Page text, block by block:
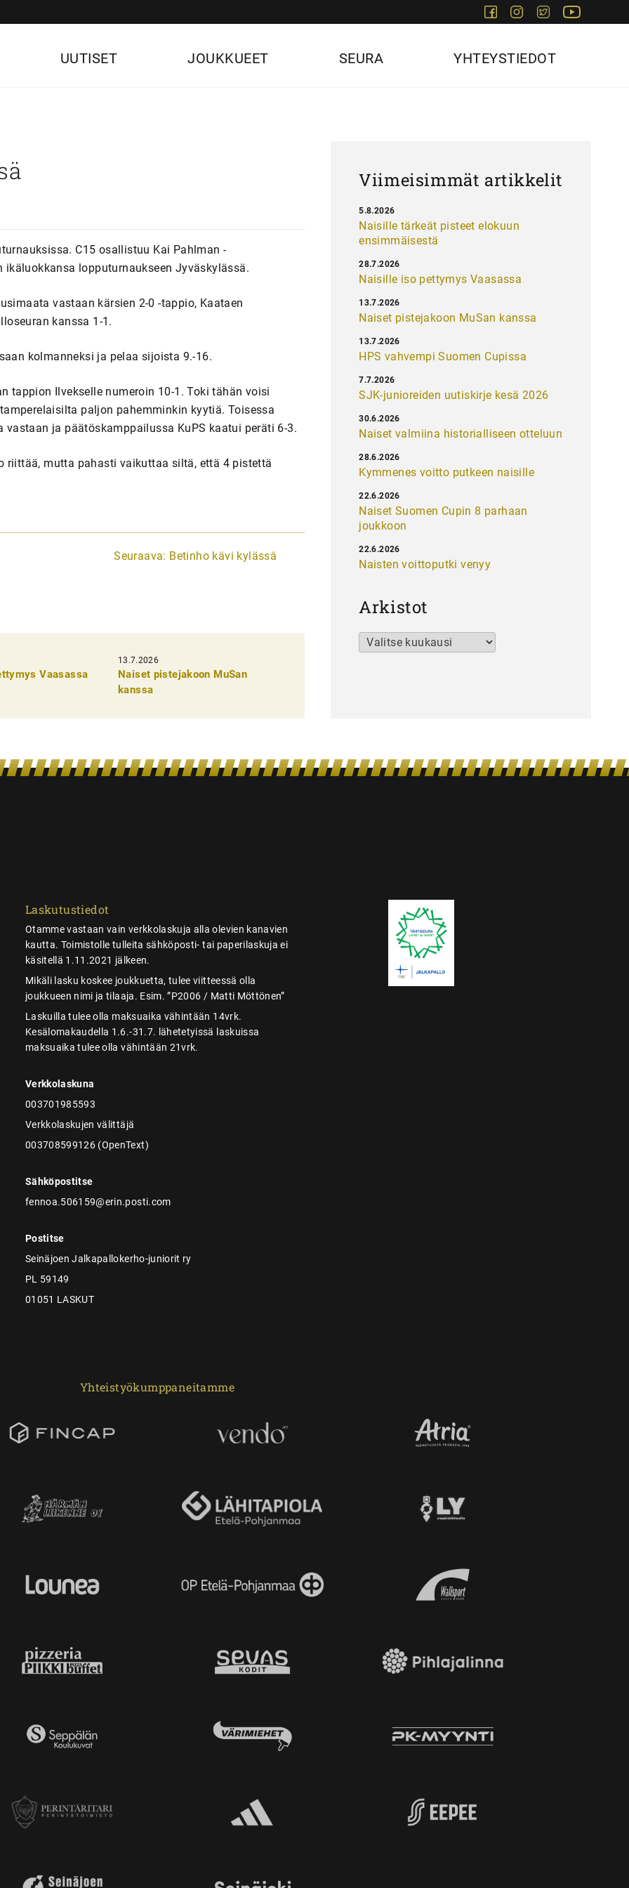
FacebookInstagram
Twitter
UUTISET JOUKKUEET SEURA YHTEYSTIEDOT
C15 osallistuu Kai Pahlman -
lopputurnaukseen Jyväskylässä.
vastaan kärsien 2-0 -tappio, Kaataen
kanssa 1-1.
kolmanneksi ja pelaa sijoista 9.-16.
tappion Ilvekselle numeroin 10-1. Toki tähän voisi
paljon pahemminkin kyytiä. Toisessa
ja päätöskamppailussa KuPS kaatui peräti 6-3.
riittää, mutta pahasti vaikuttaa siltä, että 4 pistettä
Seuraava: Betinho kävi kylässä
Vaasassa
13.7.2026
Naiset pistejakoon MuSan
kanssa
Viimeisimmät artikkelit
Naisille tärkeät pisteet elokuun
ensimmäisestä
5.8.2026
Naisille iso pettymys Vaasassa
28.7.2026
Naiset pistejakoon MuSan kanssa
13.7.2026
HPS vahvempi Suomen Cupissa
13.7.2026
SJK-junioreiden uutiskirje kesä 2026
7.7.2026
Naiset valmiina historialliseen otteluun
30.6.2026
Kymmenes voitto putkeen naisille
28.6.2026
Naiset Suomen Cupin 8 parhaan
joukkoon
22.6.2026
Naisten voittoputki venyy
22.6.2026
Arkistot
Arkistot
Laskutustiedot
Otamme vastaan vain verkkolaskuja alla olevien kanavien
kautta. Toimistolle tulleita sähköposti- tai paperilaskuja ei
käsitellä 1.11.2021 jälkeen.
Mikäli lasku koskee joukkuetta, tulee viitteessä olla
joukkueen nimi ja tilaaja. Esim. ”P2006 / Matti Möttönen”
Laskuilla tulee olla maksuaika vähintään 14vrk.
Kesälomakaudella 1.6.-31.7. lähetetyissä laskuissa
maksuaika tulee olla vähintään 21vrk.
Verkkolaskuna
003701985593
Verkkolaskujen välittäjä
003708599126 (OpenText)
Sähköpostitse
fennoa.506159@erin.posti.com
Postitse
Seinäjoen Jalkapallokerho-juniorit ry
PL 59149
01051 LASKUT
Yhteistyökumppaneitamme